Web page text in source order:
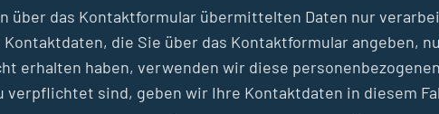
über das Kontaktformular übermittelten Daten nur
die Sie über das Kontaktformular angeben,
erhalten haben, verwenden wir diese
verpflichtet sind, geben wir Ihre Kontaktdaten in diesem